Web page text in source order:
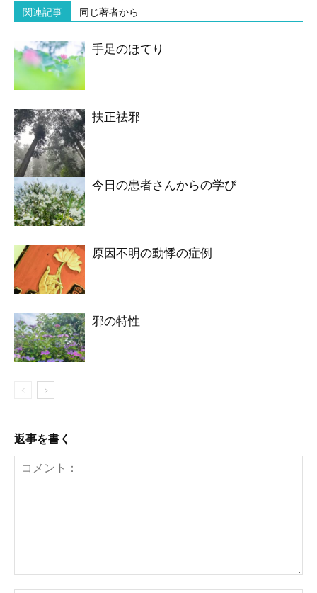
関連記事 同じ著者から
手足のほてり
扶正祛邪
今日の患者さんからの学び
原因不明の動悸の症例
邪の特性
返事を書く